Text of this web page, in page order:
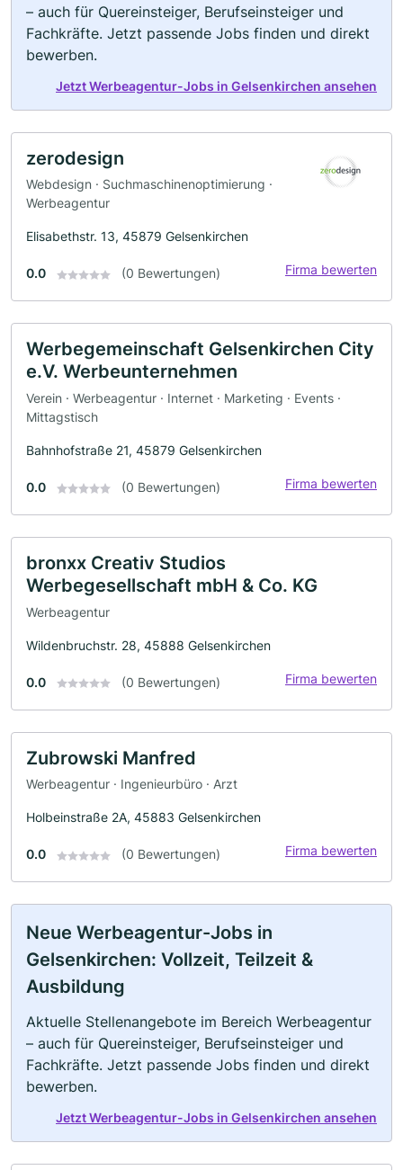
– auch für Quereinsteiger, Berufseinsteiger und
Fachkräfte. Jetzt passende Jobs finden und direkt
bewerben.
Jetzt Werbeagentur-Jobs in Gelsenkirchen ansehen
zerodesign
Webdesign · Suchmaschinenoptimierung ·
Werbeagentur
Elisabethstr. 13, 45879 Gelsenkirchen
0.0 (0 Bewertungen) Firma bewerten
Werbegemeinschaft Gelsenkirchen City
e.V. Werbeunternehmen
Verein · Werbeagentur · Internet · Marketing · Events ·
Mittagstisch
Bahnhofstraße 21, 45879 Gelsenkirchen
0.0 (0 Bewertungen) Firma bewerten
bronxx Creativ Studios
Werbegesellschaft mbH & Co. KG
Werbeagentur
Wildenbruchstr. 28, 45888 Gelsenkirchen
0.0 (0 Bewertungen) Firma bewerten
Zubrowski Manfred
Werbeagentur · Ingenieurbüro · Arzt
Holbeinstraße 2A, 45883 Gelsenkirchen
0.0 (0 Bewertungen) Firma bewerten
Neue Werbeagentur-Jobs in
Gelsenkirchen: Vollzeit, Teilzeit &
Ausbildung
Aktuelle Stellenangebote im Bereich Werbeagentur
– auch für Quereinsteiger, Berufseinsteiger und
Fachkräfte. Jetzt passende Jobs finden und direkt
bewerben.
Jetzt Werbeagentur-Jobs in Gelsenkirchen ansehen